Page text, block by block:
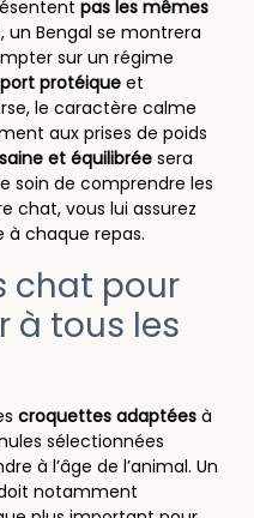
pas les mêmes
un Bengal se montrera
sur un régime
protéique et
le caractère calme
aux prises de poids
et équilibréesera
soin de comprendre les
chat, vous lui assurez
à chaque repas.
chat pour
à tous les
croquettes adaptées à
sélectionnées
à l’âge de l’animal. Un
notamment